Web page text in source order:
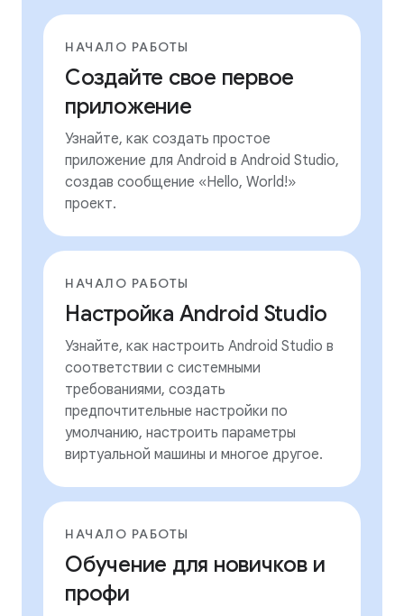
НАЧАЛО РАБОТЫ
Создайте свое первое
приложение
Узнайте, как создать простое
приложение для Android в Android Studio,
создав сообщение «Hello, World!»
проект.
НАЧАЛО РАБОТЫ
Настройка Android Studio
Узнайте, как настроить Android Studio в
соответствии с системными
требованиями, создать
предпочтительные настройки по
умолчанию, настроить параметры
виртуальной машины и многое другое.
НАЧАЛО РАБОТЫ
Обучение для новичков и
профи